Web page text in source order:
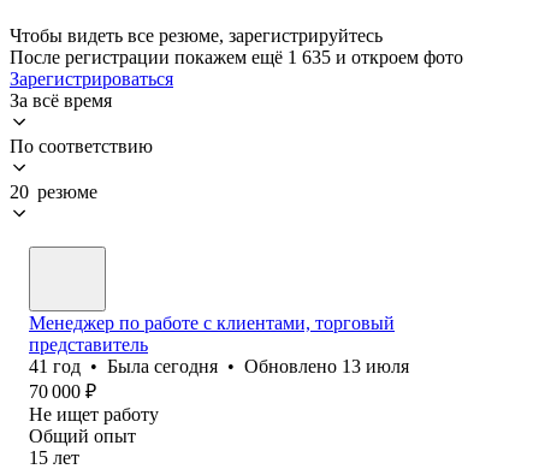
Чтобы видеть все резюме, зарегистрируйтесь
После регистрации покажем ещё 1 635 и откроем фото
Зарегистрироваться
За всё время
По соответствию
20 резюме
Менеджер по работе с клиентами, торговый
представитель
41 год • Была сегодня • Обновлено 13 июля
70 000 ₽
Не ищет работу
Общий опыт
15 лет